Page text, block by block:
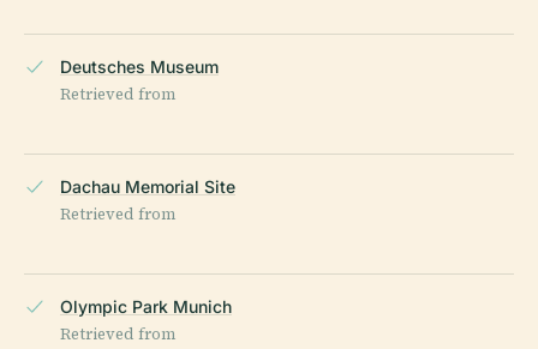
Deutsches Museum
Retrieved from
Dachau Memorial Site
Retrieved from
Olympic Park Munich
Retrieved from